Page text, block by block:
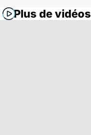
Plus de vidéos